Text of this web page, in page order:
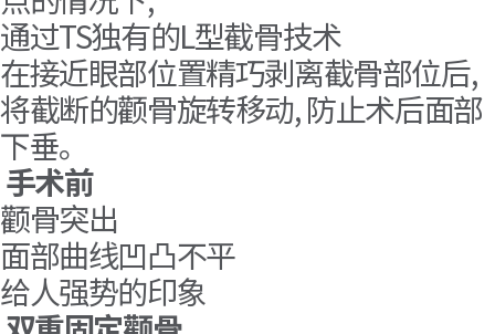
通过TS独有的L型截骨技术
在接近眼部位置精巧剥离截骨部位后,
将截断的颧骨旋转移动, 防止术后面部
下垂。
手术前
颧骨突出
面部曲线凹凸不平
给人强势的印象